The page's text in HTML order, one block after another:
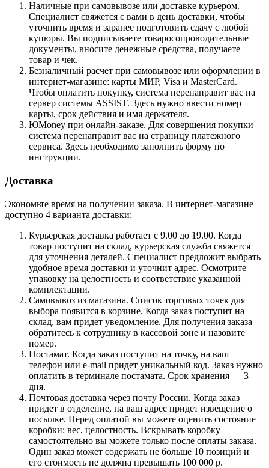
Наличные при самовывозе или доставке курьером.
Специалист свяжется с вами в день доставки, чтобы
уточнить время и заранее подготовить сдачу с любой
купюры. Вы подписываете товаросопроводительные
документы, вносите денежные средства, получаете
товар и чек.
Безналичный расчет при самовывозе или оформлении в
интернет-магазине: карты МИР, Visa и MasterCard.
Чтобы оплатить покупку, система перенаправит вас на
сервер системы ASSIST. Здесь нужно ввести номер
карты, срок действия и имя держателя.
ЮMoney при онлайн-заказе. Для совершения покупки
система перенаправит вас на страницу платежного
сервиса. Здесь необходимо заполнить форму по
инструкции.
Доставка
Экономьте время на получении заказа. В интернет-магазине
доступно 4 варианта доставки:
Курьерская доставка работает с 9.00 до 19.00. Когда
товар поступит на склад, курьерская служба свяжется
для уточнения деталей. Специалист предложит выбрать
удобное время доставки и уточнит адрес. Осмотрите
упаковку на целостность и соответствие указанной
комплектации.
Самовывоз из магазина. Список торговых точек для
выбора появится в корзине. Когда заказ поступит на
склад, вам придет уведомление. Для получения заказа
обратитесь к сотруднику в кассовой зоне и назовите
номер.
Постамат. Когда заказ поступит на точку, на ваш
телефон или e-mail придет уникальный код. Заказ нужно
оплатить в терминале постамата. Срок хранения — 3
дня.
Почтовая доставка через почту России. Когда заказ
придет в отделение, на ваш адрес придет извещение о
посылке. Перед оплатой вы можете оценить состояние
коробки: вес, целостность. Вскрывать коробку
самостоятельно вы можете только после оплаты заказа.
Один заказ может содержать не больше 10 позиций и
его стоимость не должна превышать 100 000 р.